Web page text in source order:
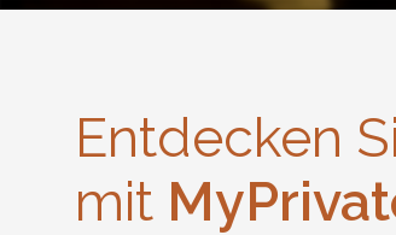
Entdecken
mit